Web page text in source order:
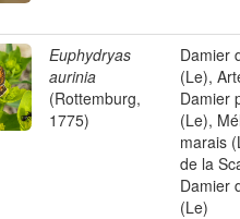
Euphydryas
aurinia
(Rottemburg,
1775)
Damier
(Le),
Damier
(Le),
marais
de la
Damier
(Le)